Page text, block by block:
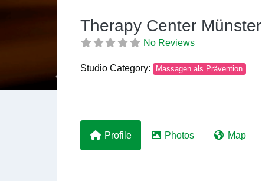
Therapy Center Münster
No Reviews
Studio Category: Massagen als Prävention
Profile Photos Map